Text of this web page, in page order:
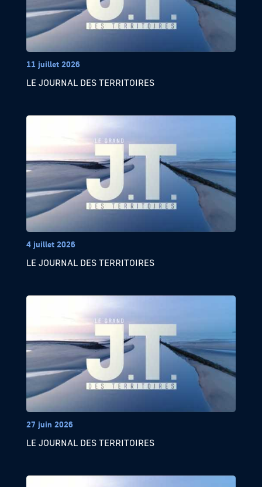
11 juillet 2026
LE JOURNAL DES TERRITOIRES
4 juillet 2026
LE JOURNAL DES TERRITOIRES
27 juin 2026
LE JOURNAL DES TERRITOIRES